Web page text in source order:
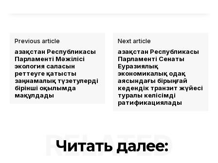
Previous article
Қазақстан Республикасы
Парламенті Мәжілісі
экология саласын
реттеуге қатысты
заңнамалық түзетулерді
бірінші оқылымда
мақұлдады
Next article
Қазақстан Республикасы
Парламенті Сенаты
Еуразиялық
экономикалық одақ
аясындағы бірыңғай
кедендік транзит жүйесі
туралы келісімді
ратификациялады
Читать далее:
RELATED